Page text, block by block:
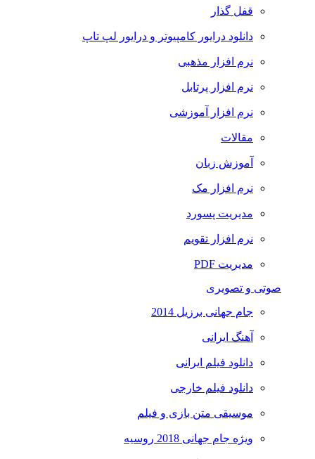
قفل گذار
دانلود درایور کامپیوتر و درایور لپ تاپ
نرم افزار مذهبی
نرم افزار پرتابل
نرم افزار آموزشی
مقالات
آموزش زبان
نرم افزار مک
مدیریت پسورد
نرم افزار تقویم
مدیریت PDF
صوتی و تصویری
جام جهانی برزیل 2014
آهنگ ایرانی
دانلود فیلم ایرانی
دانلود فیلم خارجی
موسیقی متن بازی و فیلم
ویژه جام جهانی 2018 روسیه